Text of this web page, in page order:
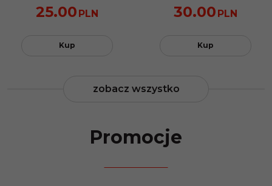
25.00 PLN
Kup
30.00 PLN
Kup
zobacz wszystko
Promocje